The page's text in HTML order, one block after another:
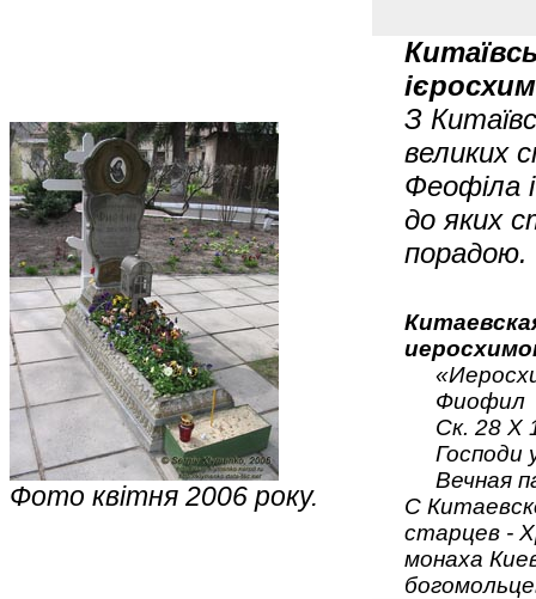
Фото квітня 2006 року.
З
великих
Феофіла
до яких
порадою.
Фиофил
Ск. 28 X
Господи
Вечная
С
старцев -
монаха